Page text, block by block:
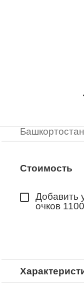
Заказать
Закажите
в ближайший
*Доступно
Башкортостан
Стоимость
Добавить
очков